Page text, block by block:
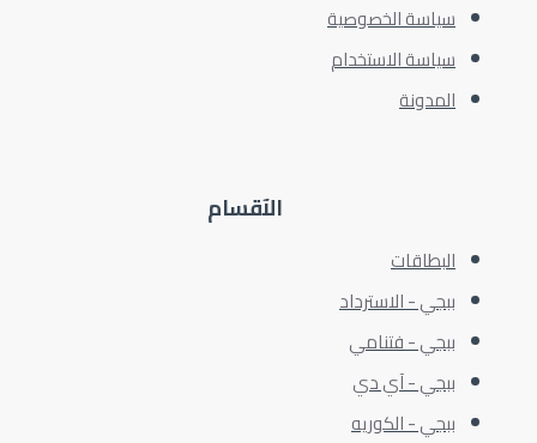
سياسة الخصوصية
سياسة الاستخدام
المدونة
الآقسام
البطاقات
ببجي - الاسترداد
ببجي - فتنامي
ببجي - آي دي
ببجي - الكوريه